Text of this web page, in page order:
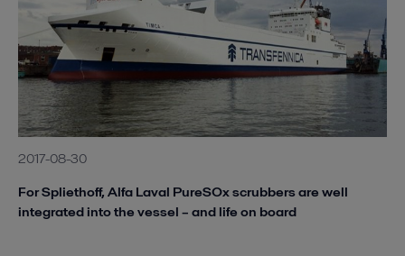
2017-08-30
For Spliethoff, Alfa Laval PureSOx scrubbers are well
integrated into the vessel – and life on board